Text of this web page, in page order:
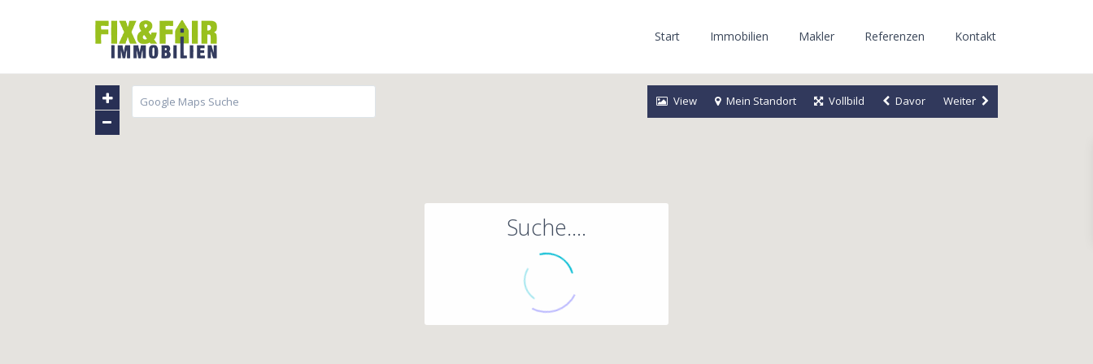
Start Immobilien Makler Referenzen Kontakt
Suche....
View Mein Standort Vollbild Davor Weiter